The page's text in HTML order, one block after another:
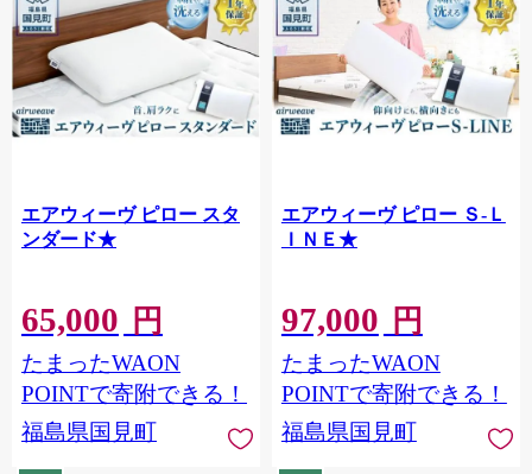
エアウィーヴ ピロー スタ
ンダード★
65,000 円
たまったWAON
POINTで寄附できる！
福島県国見町
エアウィーヴ ピロー Ｓ-Ｌ
ＩＮＥ★
97,000 円
たまったWAON
POINTで寄附できる！
福島県国見町